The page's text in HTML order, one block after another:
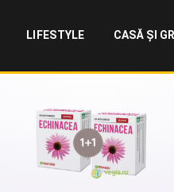
LIFESTYLE CASĂ ȘI